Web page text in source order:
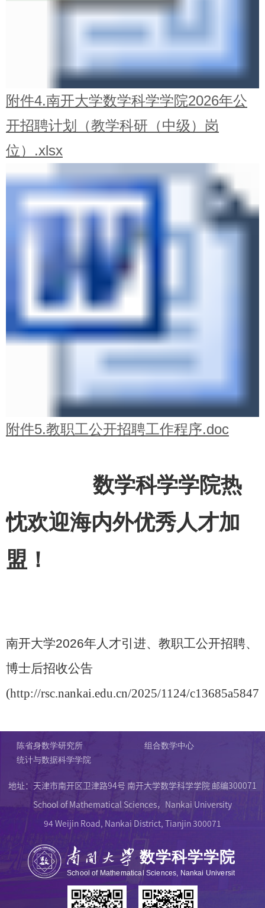
附件4.南开大学数学科学学院2026年公
开招聘计划（教学科研（中级）岗
位）.xlsx
附件5.教职工公开招聘工作程序.doc
数学科学学院热
忱欢迎海内外优秀人才加
盟！
南开大学2026年人才引进、教职工公开招聘、
博士后招收公告
(http://rsc.nankai.edu.cn/2025/1124/
陈省身数学研究所
组合数学中心
统计与数据科学学院
地址：天津市南开区卫津路94号 南开大学数学科学学院 邮编300071
School of Mathematical Sciences，Nankai University
94 Weijin Road, Nankai District, Tianjin 300071